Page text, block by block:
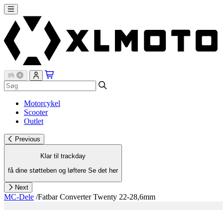
Motorcykel
Scooter
Outlet
Previous
Klar til trackday
få dine støtteben og løftere Se det her
Next
MC-Dele /Fatbar Converter Twenty 22-28,6mm